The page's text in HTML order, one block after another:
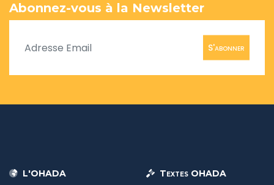
Abonnez-vous à la Newsletter
S'abonner
L'OHADA Textes OHADA